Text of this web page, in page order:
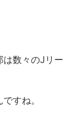
は数々のJリー
すね。